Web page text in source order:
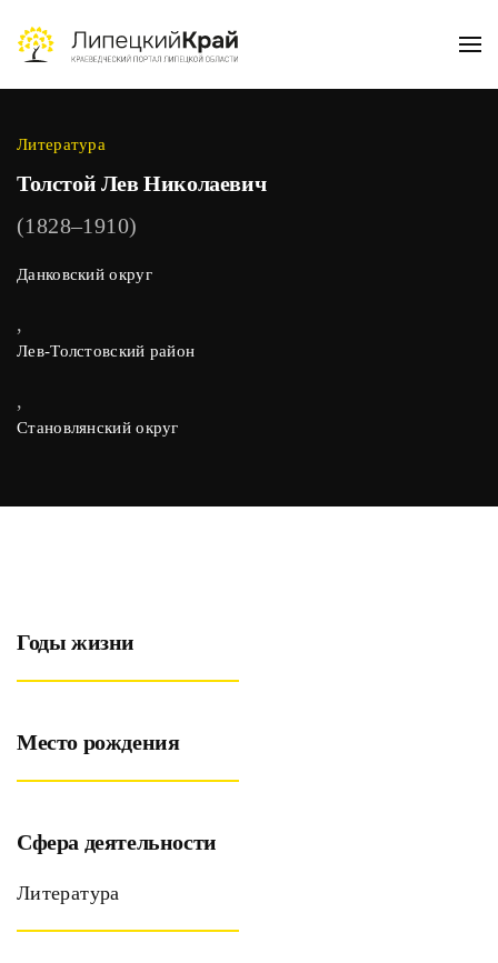
Skip to main content
Литература
Толстой Лев Николаевич
(1828–1910)
Данковский округ
,
Лев-Толстовский район
,
Становлянский округ
Годы жизни
Место рождения
Сфера деятельности
Литература